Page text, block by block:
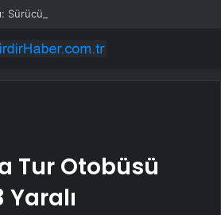
Sürücü Yaralandı
Tur Otobüsü